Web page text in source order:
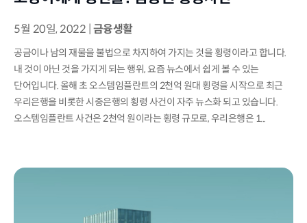
5월 20일, 2022 |금융생활
공금이나 남의 재물을 불법으로 차지하여 가지는 것을 횡령이라고 합니다.
내 것이 아닌 것을 가지게 되는 행위, 요즘 뉴스에서 쉽게 볼 수 있는
단어입니다. 올해 초 오스템임플란트의 2천억 원대 횡령을 시작으로 최근
우리은행을 비롯한 시중은행의 횡령 사건이 자주 뉴스화 되고 있습니다.
오스템임플란트 사건은 2천억 원이라는 횡령 규모로, 우리은행은 1...